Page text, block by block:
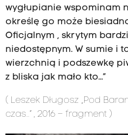
wygłupianie wspominam
określę go może
Oficjalnym , skrytym
niedostępnym. W sumie i
wierzchnią i podszewkę
z bliska jak mało kto…”
( Leszek Długosz „Pod
czas…” , 2016 – fragment )